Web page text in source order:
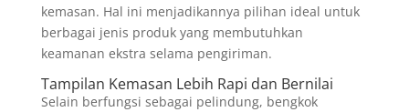
kemasan. Hal ini menjadikannya pilihan ideal untuk
berbagai jenis produk yang membutuhkan
keamanan ekstra selama pengiriman.
Tampilan Kemasan Lebih Rapi dan Bernilai
Selain berfungsi sebagai pelindung, bengkok